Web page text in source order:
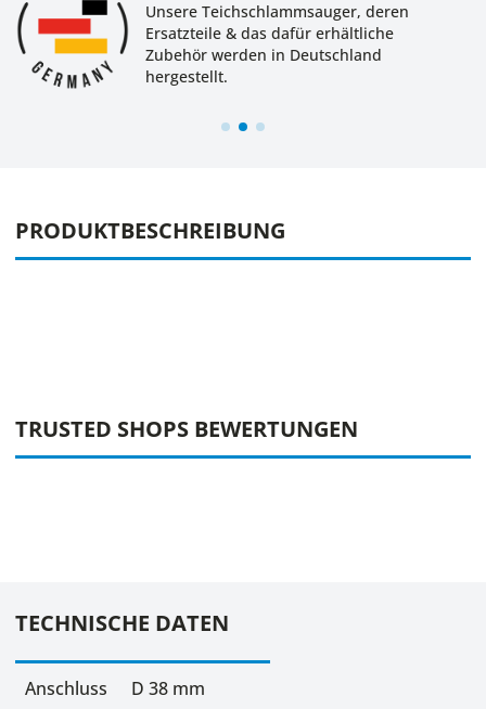
Unsere Teichschlammsauger, deren
Ersatzteile & das dafür erhältliche
Zubehör werden in Deutschland
hergestellt.
PRODUKTBESCHREIBUNG
TRUSTED SHOPS BEWERTUNGEN
TECHNISCHE DATEN
Anschluss D 38 mm